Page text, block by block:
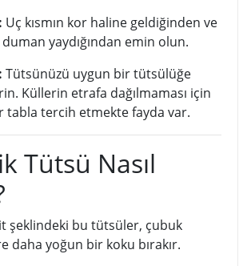
Uç kısmın kor haline geldiğinden ve
yaydığından emin olun.
Tütsünüzü uygun bir tütsülüğe
Küllerin etrafa dağılmaması için
tabla tercih etmekte fayda var.
Tütsü Nasıl
şeklindeki bu tütsüler, çubuk
daha yoğun bir koku bırakır.